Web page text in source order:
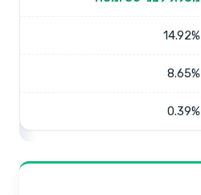
14.92%
8.65%
0.39%